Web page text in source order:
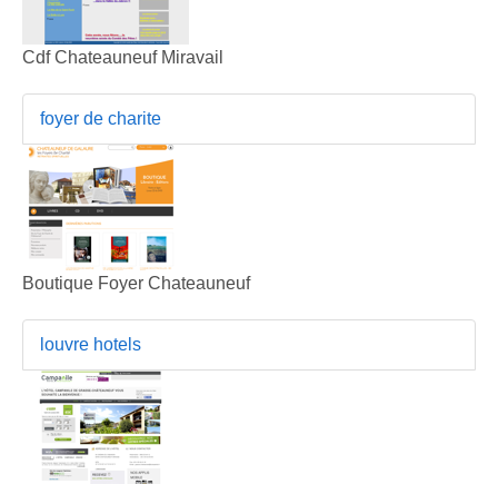
Cdf Chateauneuf Miravail
foyer de charite
Boutique Foyer Chateauneuf
louvre hotels